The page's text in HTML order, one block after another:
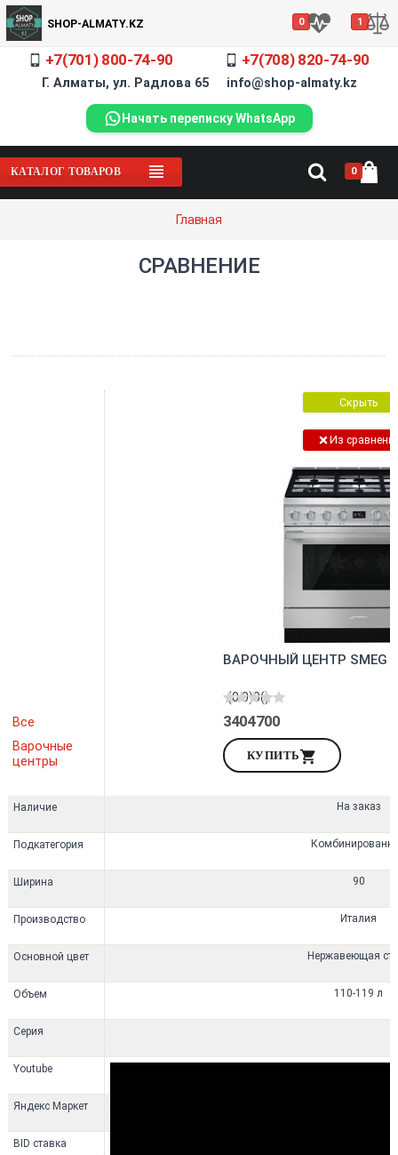
SHOP-ALMATY.KZ 0 1
+7(701) 800-74-90 +7(708) 820-74-90
Г. Алматы, ул. Радлова 65 info@shop-almaty.kz
Начать переписку WhatsApp
КАТАЛОГ ТОВАРОВ 0
Главная
СРАВНЕНИЕ
Все
Варочные
центры
Наличие
Подкатегория
Ширина
Производство
Основной цвет
Объем
Серия
Youtube
Яндекс Маркет
BID ставка
Скрыть
Из
ВАРОЧНЫЙ ЦЕНТР SMEG -
(0.0)0()
3404700
КУПИТЬ
На заказ
90
Италия
Нержавеющая
110-119 л